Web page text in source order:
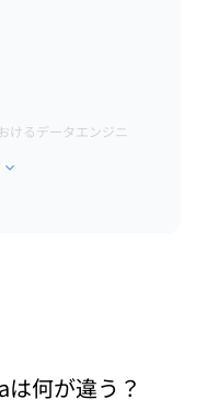
けるデータエンジニ
は何が違う？